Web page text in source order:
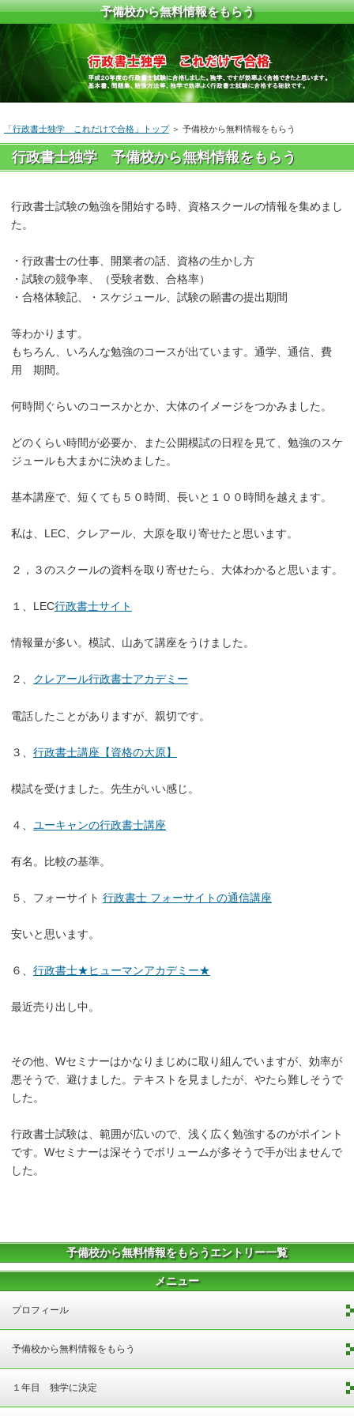
予備校から無料情報をもらう
「行政書士独学 これだけで合格」トップ＞ 予備校から無料情報をもらう
行政書士独学 予備校から無料情報をもらう
行政書士試験の勉強を開始する時、資格スクールの情報を集めまし
た。
・行政書士の仕事、開業者の話、資格の生かし方
・試験の競争率、（受験者数、合格率）
・合格体験記、・スケジュール、試験の願書の提出期間
等わかります。
もちろん、いろんな勉強のコースが出ています。通学、通信、費
用 期間。
何時間ぐらいのコースかとか、大体のイメージをつかみました。
どのくらい時間が必要か、また公開模試の日程を見て、勉強のスケ
ジュールも大まかに決めました。
基本講座で、短くても５０時間、長いと１００時間を越えます。
私は、LEC、クレアール、大原を取り寄せたと思います。
２，３のスクールの資料を取り寄せたら、大体わかると思います。
１、LEC行政書士サイト
情報量が多い。模試、山あて講座をうけました。
２、 クレアール行政書士アカデミー
電話したことがありますが、親切です。
３、 行政書士講座【資格の大原】
模試を受けました。先生がいい感じ。
４、 ユーキャンの行政書士講座
有名。比較の基準。
５、フォーサイト 行政書士 フォーサイトの通信講座
安いと思います。
６、 行政書士★ヒューマンアカデミー★
最近売り出し中。
その他、Wセミナーはかなりまじめに取り組んでいますが、効率が
悪そうで、避けました。テキストを見ましたが、やたら難しそうで
した。
行政書士試験は、範囲が広いので、浅く広く勉強するのがポイント
です。Wセミナーは深そうでボリュームが多そうで手が出ませんで
した。
予備校から無料情報をもらうエントリー一覧
メニュー
プロフィール
予備校から無料情報をもらう
１年目 独学に決定